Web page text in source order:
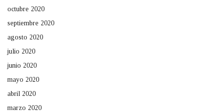
octubre 2020
septiembre 2020
agosto 2020
julio 2020
junio 2020
mayo 2020
abril 2020
marzo 2020